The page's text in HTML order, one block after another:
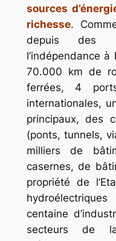
sources
richesse.
depuis des
l’indépendance à
70.000 km de
ferrées, 4
internationales,
principaux, des
(ponts, tunnels,
milliers de
casernes, de
propriété de
centaine
secteurs de